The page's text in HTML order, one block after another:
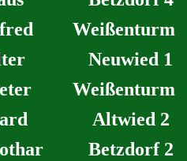
Weißenturm
Neuwied 1
Weißenturm
Altwied 2
Betzdorf 2